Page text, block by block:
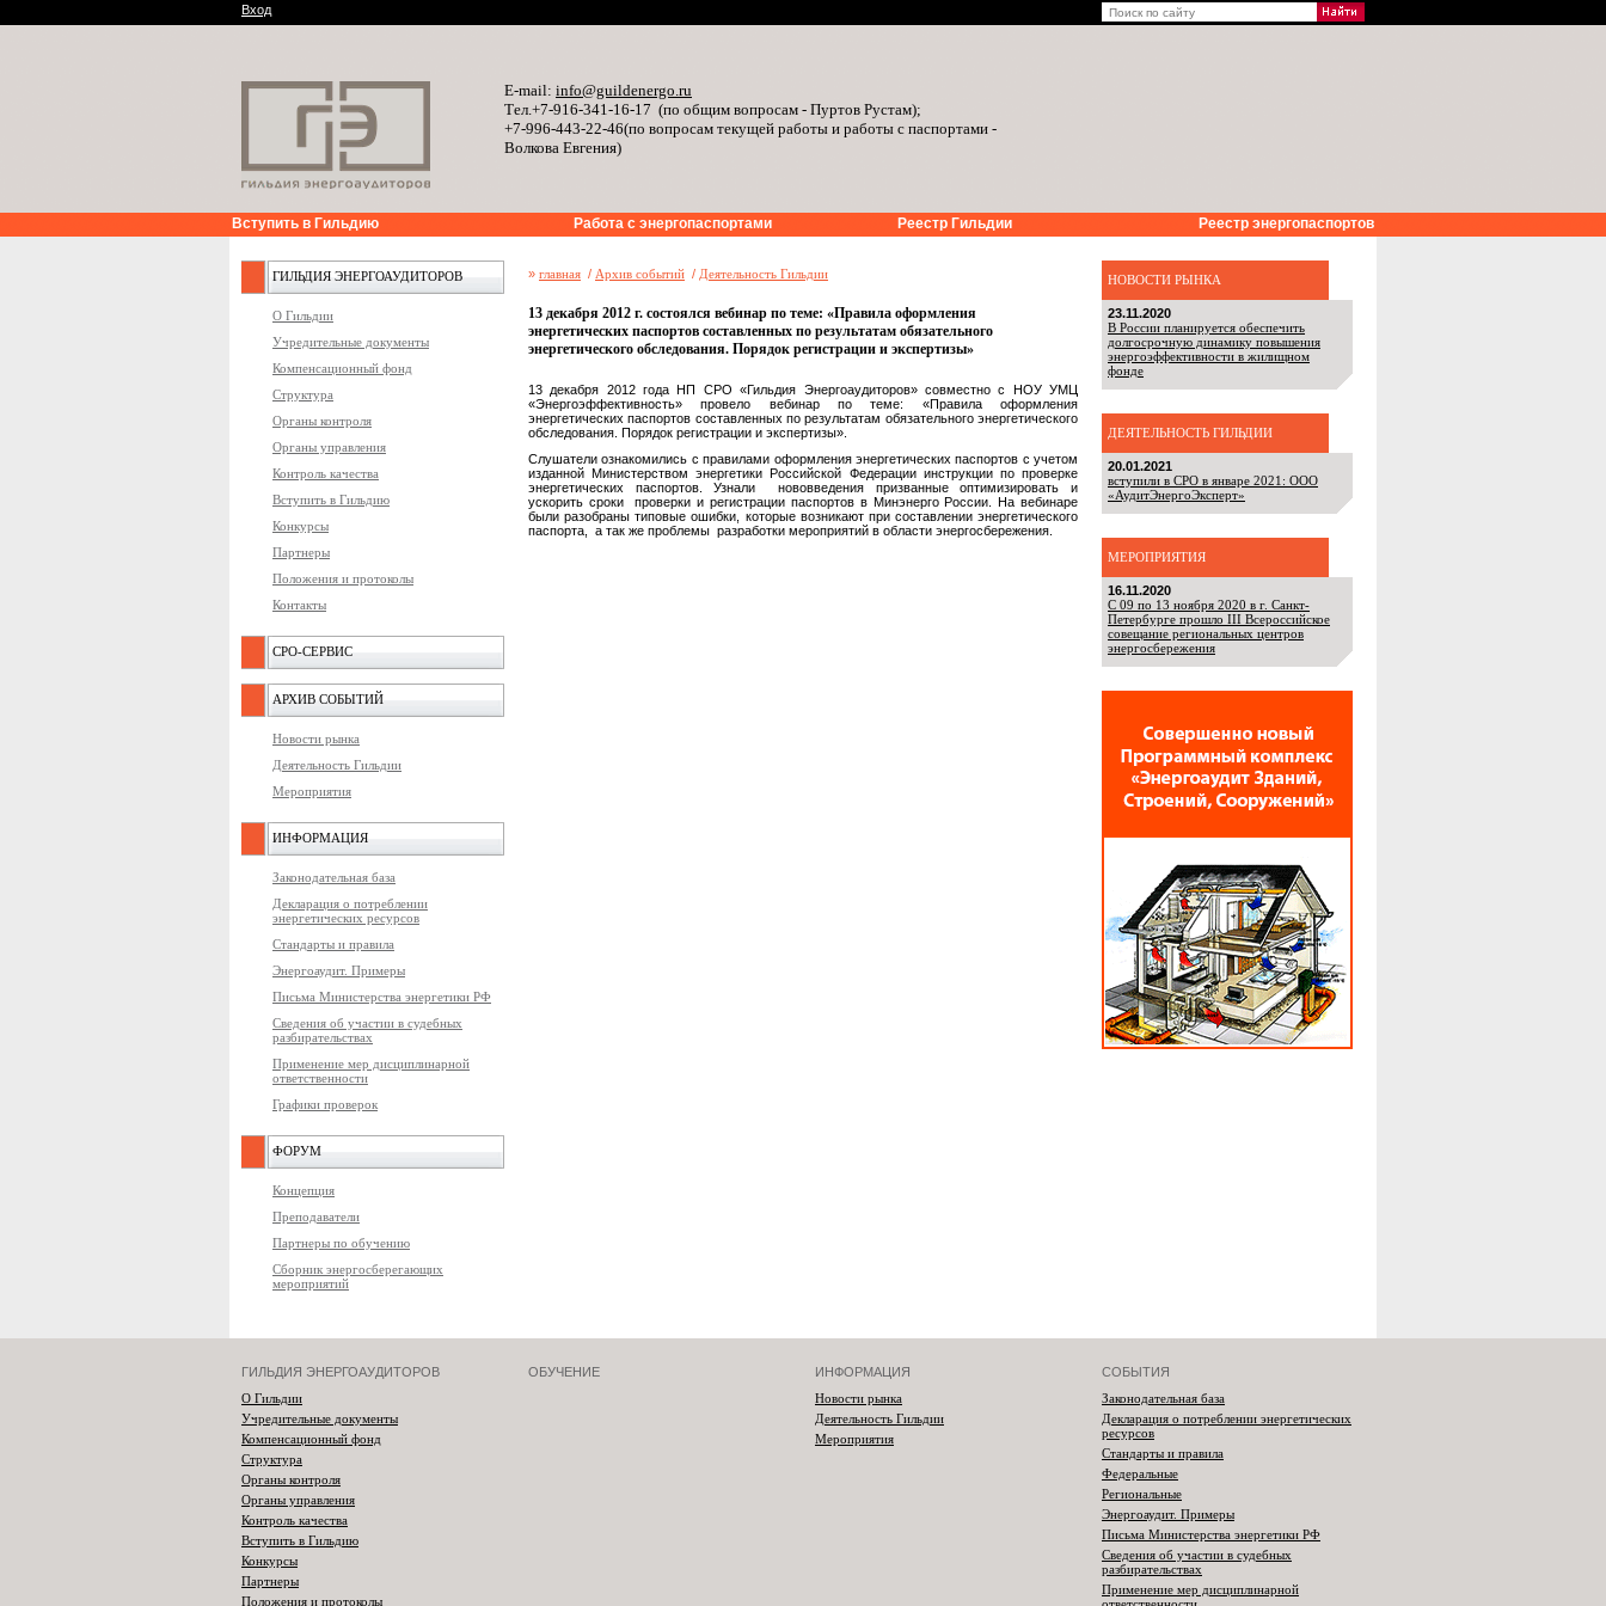
Вход
E-mail: info@guildenergo.ru
Тел.+7-916-341-16-17 (по общим вопросам - Пуртов Рустам);
+7-996-443-22-46(по вопросам текущей работы и работы с паспортами -
Волкова Евгения)
Вступить в Гильдию Работа с энергопаспортами Реестр Гильдии Реестр энергопаспортов
ГИЛЬДИЯ ЭНЕРГОАУДИТОРОВ
О Гильдии
Учредительные документы
Компенсационный фонд
Структура
Органы контроля
Органы управления
Контроль качества
Вступить в Гильдию
Конкурсы
Партнеры
Положения и протоколы
Контакты
СРО-СЕРВИС
АРХИВ СОБЫТИЙ
Новости рынка
Деятельность Гильдии
Мероприятия
ИНФОРМАЦИЯ
Законодательная база
Декларация о потреблении
энергетических ресурсов
Стандарты и правила
Энергоаудит. Примеры
Письма Министерства энергетики РФ
Сведения об участии в судебных
разбирательствах
Применение мер дисциплинарной
ответственности
Графики проверок
ФОРУМ
Концепция
Преподаватели
Партнеры по обучению
Сборник энергосберегающих
мероприятий
» главная / Архив событий / Деятельность Гильдии
13 декабря 2012 г. состоялся вебинар по теме: «Правила оформления
энергетических паспортов составленных по результатам обязательного
энергетического обследования. Порядок регистрации и экспертизы»
13 декабря 2012 года НП СРО «Гильдия Энергоаудиторов» совместно с НОУ УМЦ
«Энергоэффективность» провело вебинар по теме: «Правила оформления
энергетических паспортов составленных по результатам обязательного энергетического
обследования. Порядок регистрации и экспертизы».
Слушатели ознакомились с правилами оформления энергетических паспортов с учетом
изданной Министерством энергетики Российской Федерации инструкции по проверке
энергетических паспортов. Узнали нововведения призванные оптимизировать и
ускорить сроки проверки и регистрации паспортов в Минэнерго России. На вебинаре
были разобраны типовые ошибки, которые возникают при составлении энергетического
паспорта, а так же проблемы разработки мероприятий в области энергосбережения.
НОВОСТИ РЫНКА
23.11.2020
В России планируется обеспечить
долгосрочную динамику повышения
энергоэффективности в жилищном
фонде
ДЕЯТЕЛЬНОСТЬ ГИЛЬДИИ
20.01.2021
вступили в СРО в январе 2021: ООО
«АудитЭнергоЭксперт»
МЕРОПРИЯТИЯ
16.11.2020
С 09 по 13 ноября 2020 в г. Санкт-
Петербурге прошло III Всероссийское
совещание региональных центров
энергосбережения
ГИЛЬДИЯ ЭНЕРГОАУДИТОРОВ
О Гильдии
Учредительные документы
Компенсационный фонд
Структура
Органы контроля
Органы управления
Контроль качества
Вступить в Гильдию
Конкурсы
Партнеры
Положения и протоколы
ОБУЧЕНИЕ
ИНФОРМАЦИЯ
Новости рынка
Деятельность Гильдии
Мероприятия
СОБЫТИЯ
Законодательная база
Декларация о потреблении энергетических
ресурсов
Стандарты и правила
Федеральные
Региональные
Энергоаудит. Примеры
Письма Министерства энергетики РФ
Сведения об участии в судебных
разбирательствах
Применение мер дисциплинарной